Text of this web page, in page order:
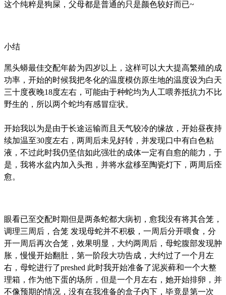
这个纯粹是狗屎，父母都是普通的只是颜色较好而已~
小结
黑头蟒最佳交配年龄为四岁以上，这样可以大大提高繁殖的成
功率，开始的时候我把冬化的温度模仿原生地的温度设为白天
三十度夜晚18度左右，可能由于种蛇均为人工喂养抵抗力不比
野生的，所以两个蛇均有感冒症状。
开始我以为是由于长途运输而且天气较冷的缘故，开始昼夜持
续加温至30度左右，两周后未见好转，并发现口中有白色粘
液，不过此时我仍坚信如此强壮的成体一定有自愈的能力，于
是，我将水盆内加入头孢，并将水盆移至陶瓷灯下，两周后痊
愈。
眼看已至交配时期但是两条蛇都大病初，愈我没有将其合笼，
调理三周后，合笼 发现母蛇并不积极，一周后分开喂食，分
开一周后再次合笼，效果明显，大约两周后，母蛇腹部发现肿
胀，慢慢开始翻肚，第一阶段大功告成，大约过了一个月左
右，母蛇进行了preshed 此时我开始准备了泥炭藓和一个大整
理箱，作为他下蛋的场所，但是一个月左右，她开始排卵，并
不像预期的情况，没有在我准备的盒子内下，毕竟是第一次